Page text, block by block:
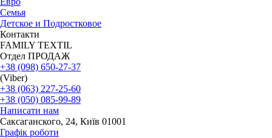
Семья
Детское и Подростковое
Контакти
FAMILY TEXTIL
Отдел ПРОДАЖ
+38 (098) 650-27-37
(Viber)
+38 (063) 227-25-60
+38 (050) 085-99-89
Написати нам
Саксаганского, 24, Київ 01001
Графік роботи